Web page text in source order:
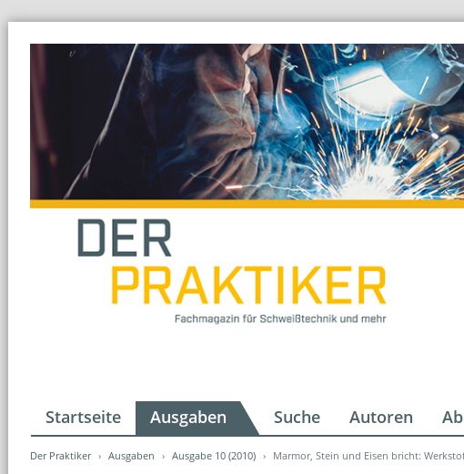
Startseite Ausgaben Suche Autoren
Der Praktiker Ausgaben Ausgabe 10 (2010) Marmor, Stein und Eisen bricht: